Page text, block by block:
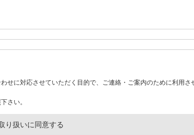
せに対応させていただく目的で、ご連絡・ご案内のために利用さ
さい。
り扱いに同意する